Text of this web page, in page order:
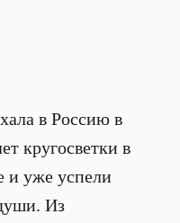
в Россию в
кругосветки в
и уже успели
Из